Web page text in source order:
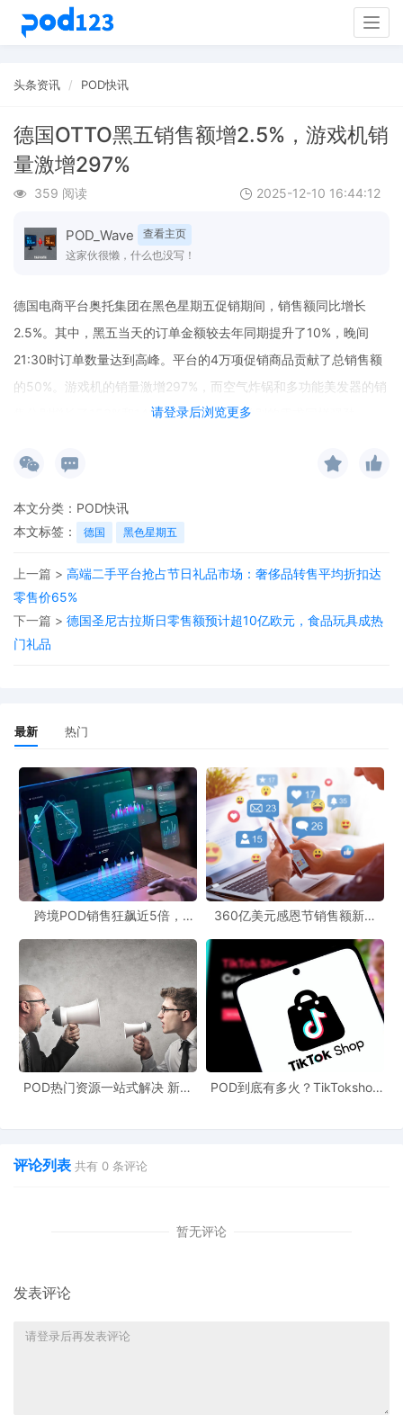
头条资讯 POD快讯
德国OTTO黑五销售额增2.5%，游戏机销
量激增297%
359 阅读 2025-12-10 16:44:12
POD_Wave
查看主页
这家伙很懒，什么也没写！
请登录后浏览更多
德国电商平台奥托集团在黑色星期五促销期间，销售额同比增长
2.5%。其中，黑五当天的订单金额较去年同期提升了10%，晚间
21:30时订单数量达到高峰。平台的4万项促销商品贡献了总销售额
的50%。游戏机的销量激增297%，而空气炸锅和多功能美发器的销
售分别增长了153%和148%，服饰及床品类别的需求同样强劲。
本文分类： POD快讯
本文标签：
德国 黑色星期五
上一篇 > 高端二手平台抢占节日礼品市场：奢侈品转售平均折扣达
零售价65%
下一篇 > 德国圣尼古拉斯日零售额预计超10亿欧元，食品玩具成热
门礼品
最新 热门
跨境POD销售狂飙近5倍，
360亿美元感恩节销售额新纪
新风潮！
POD热门资源一站式解决 新手
POD到底有多火？TikTokshop
评论列表 共有 0 条评论
暂无评论
发表评论